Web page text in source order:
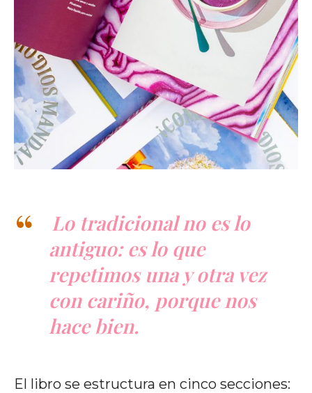
Lo tradicional no es lo
antiguo: es lo que
repetimos una y otra vez
con cariño, porque nos
hace bien.
El libro se estructura en cinco secciones: